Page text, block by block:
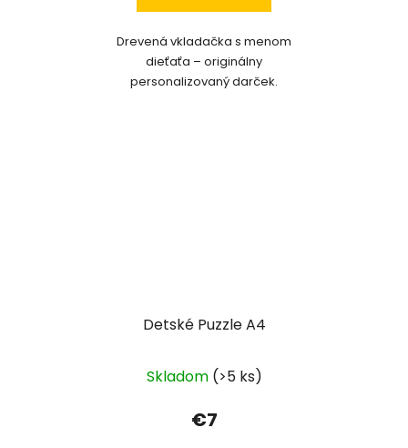
Drevená vkladačka s menom
dieťaťa – originálny
personalizovaný darček.
Detské Puzzle A4
Skladom (>5 ks)
€7